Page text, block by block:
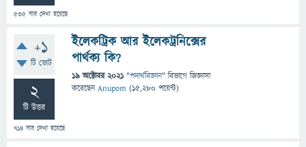
535 বার দেখা হয়েছে
+1
টি ভোট
2
টি উত্তর
714 বার দেখা হয়েছে
ইলেকট্রিক আর ইলেকট্রনিক্সের
পার্থক্য কি?
19 অক্টোবর 2021 "পদার্থবিজ্ঞান" বিভাগে জিজ্ঞাসা
করেছেনAnupom (15,280 পয়েন্ট)